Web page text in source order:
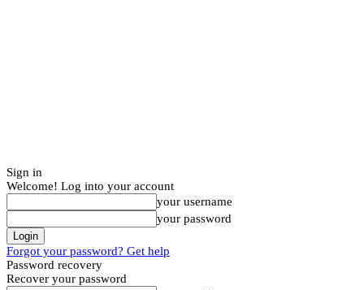
Sign in
Welcome! Log into your account
your username
your password
Forgot your password? Get help
Password recovery
Recover your password